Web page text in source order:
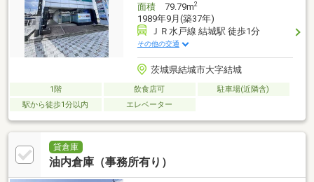
面積79.79m2
1989年9月(築37年)
ＪＲ水戸線 結城駅 徒歩1分
その他の交通
茨城県結城市大字結城
1階 飲食店可
駐車場(近隣含)
駅から徒歩1分以内
エレベーター
貸倉庫
油内倉庫（事務所有り）